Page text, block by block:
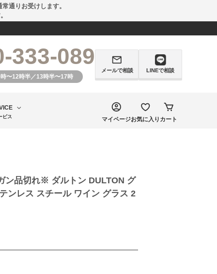
通りお受けします。
333-089
〜12時半／13時半〜17時
メールで相談 LINEで相談
ビス マイページお気に入り カート
ン品切れ※ ダルトン DULTON グ
ンレス スチール ワイン グラス 2